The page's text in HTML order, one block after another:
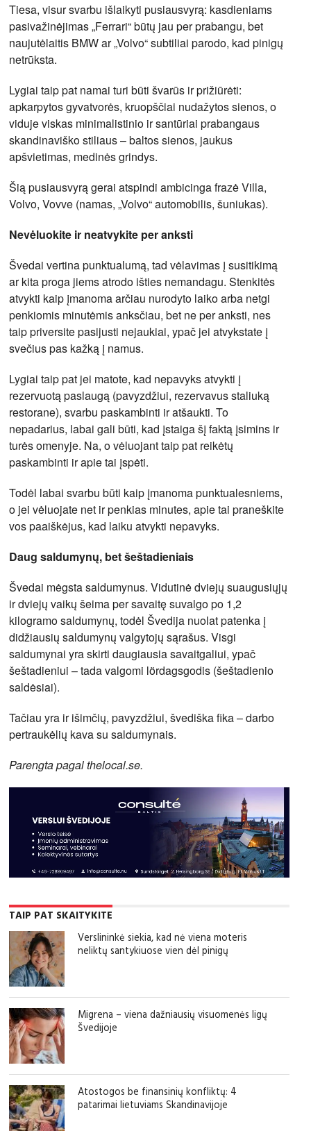
Tiesa, visur svarbu išlaikyti pusiausvyrą: kasdieniams
pasivažinėjimas „Ferrari“ būtų jau per prabangu, bet
naujutėlaitis BMW ar „Volvo“ subtiliai parodo, kad pinigų
netrūksta.
Lygiai taip pat namai turi būti švarūs ir prižiūrėti:
apkarpytos gyvatvorės, kruopščiai nudažytos sienos, o
viduje viskas minimalistinio ir santūriai prabangaus
skandinaviško stiliaus – baltos sienos, jaukus
apšvietimas, medinės grindys.
Šią pusiausvyrą gerai atspindi ambicinga frazė Villa,
Volvo, Vovve (namas, „Volvo“ automobilis, šuniukas).
Nevėluokite ir neatvykite per anksti
Švedai vertina punktualumą, tad vėlavimas į susitikimą
ar kita proga jiems atrodo išties nemandagu. Stenkitės
atvykti kaip įmanoma arčiau nurodyto laiko arba netgi
penkiomis minutėmis anksčiau, bet ne per anksti, nes
taip priversite pasijusti nejaukiai, ypač jei atvykstate į
svečius pas kažką į namus.
Lygiai taip pat jei matote, kad nepavyks atvykti į
rezervuotą paslaugą (pavyzdžiui, rezervavus staliuką
restorane), svarbu paskambinti ir atšaukti. To
nepadarius, labai gali būti, kad įstaiga šį faktą įsimins ir
turės omenyje. Na, o vėluojant taip pat reikėtų
paskambinti ir apie tai įspėti.
Todėl labai svarbu būti kaip įmanoma punktualesniems,
o jei vėluojate net ir penkias minutes, apie tai praneškite
vos paaiškėjus, kad laiku atvykti nepavyks.
Daug saldumynų, bet šeštadieniais
Švedai mėgsta saldumynus. Vidutinė dviejų suaugusiųjų
ir dviejų vaikų šeima per savaitę suvalgo po 1,2
kilogramo saldumynų, todėl Švedija nuolat patenka į
didžiausių saldumynų valgytojų sąrašus. Visgi
saldumynai yra skirti daugiausia savaitgaliui, ypač
šeštadieniui – tada valgomi lördagsgodis (šeštadienio
saldėsiai).
Tačiau yra ir išimčių, pavyzdžiui, švediška fika – darbo
pertraukėlių kava su saldumynais.
Parengta pagal thelocal.se.
TAIP PAT SKAITYKITE
Verslininkė siekia, kad nė viena moteris
neliktų santykiuose vien dėl pinigų
Migrena – viena dažniausių visuomenės ligų
Švedijoje
Atostogos be finansinių konfliktų: 4
patarimai lietuviams Skandinavijoje